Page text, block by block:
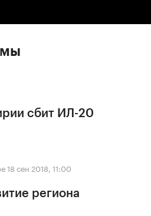
сбит ИЛ-20
18 сен 2018, 11:00
региона